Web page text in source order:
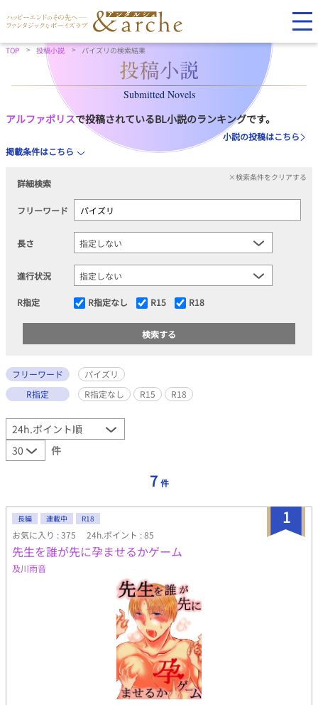
TOP 投稿小説 パイズリの検索結果
Submitted Novels
アルファポリスで投稿されているBL小説のランキングです。
小説の投稿はこちら
掲載条件はこちら
詳細検索
×検索条件をクリアする
フリーワード
長さ
進行状況
R指定 R指定なし R15 R18
フリーワード
パイズリ
R指定
R指定なし R15 R18
件
7 件
1
長編 連載中 R18
お気に入り : 375 24h.ポイント : 85
先生を誰が先に孕ませるかゲーム
及川雨音